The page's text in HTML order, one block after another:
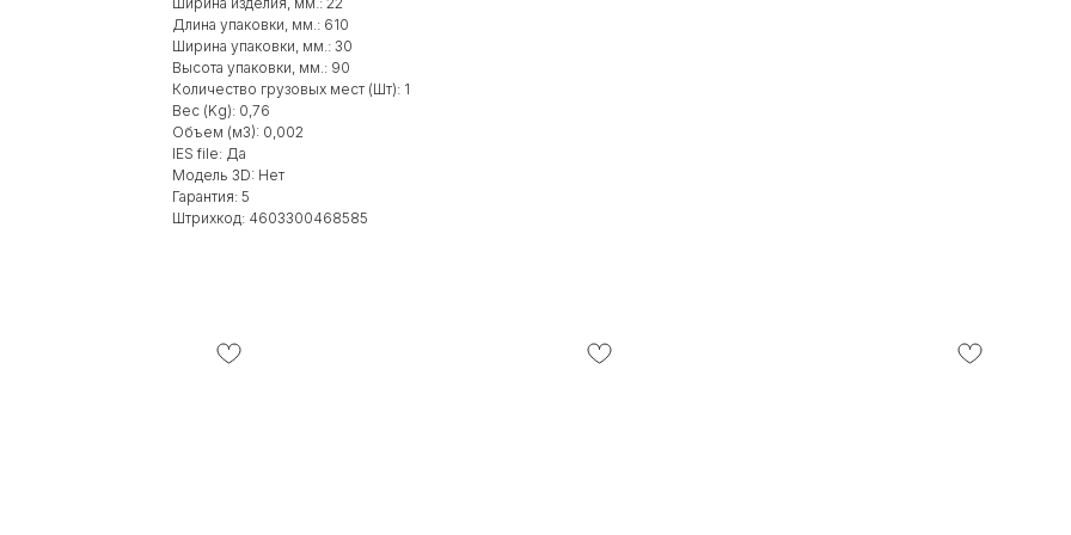
Длина упаковки, мм.: 610
Ширина упаковки, мм.: 30
Высота упаковки, мм.: 90
Количество грузовых мест (Шт): 1
Вес (Kg): 0,76
Объем (м3): 0,002
IES file: Да
Модель 3D: Нет
Гарантия: 5
Штрихкод: 4603300468585